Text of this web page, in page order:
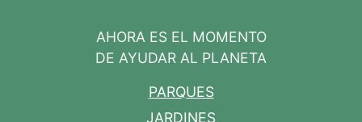
AHORA ES EL MOMENTO
DE AYUDAR AL PLANETA
PARQUES
JARDINES